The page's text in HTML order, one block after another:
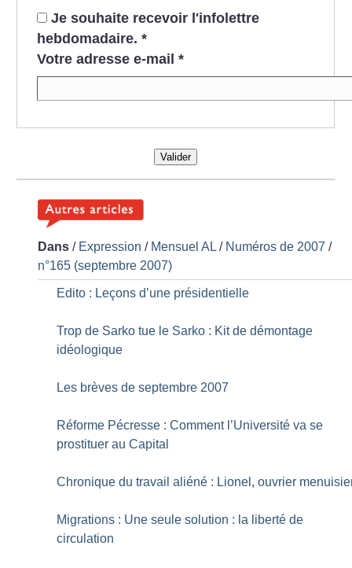
Je souhaite recevoir l'infolettre
hebdomadaire. *
Votre adresse e-mail *
Valider
Dans / Expression / Mensuel AL / Numéros de 2007 /
n°165 (septembre 2007)
Edito : Leçons d’une présidentielle
Trop de Sarko tue le Sarko : Kit de démontage
idéologique
Les brèves de septembre 2007
Réforme Pécresse : Comment l’Université va se
prostituer au Capital
Chronique du travail aliéné : Lionel, ouvrier
Migrations : Une seule solution : la liberté de
circulation